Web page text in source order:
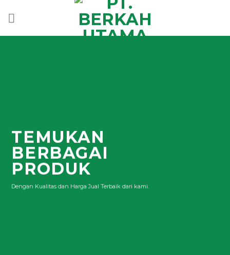
TEMUKAN
BERBAGAI
PRODUK
Dengan Kualitas dan Harga Jual Terbaik dari kami.